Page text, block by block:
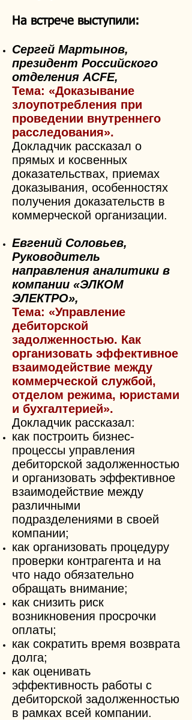
На встрече выступили:
Сергей Мартынов,
президент Российского
отделения ACFE,
Тема: «Доказывание
злоупотребления при
проведении внутреннего
расследования».
Докладчик рассказал о
прямых и косвенных
доказательствах, приемах
доказывания, особенностях
получения доказательств в
коммерческой организации.
Евгений Соловьев,
Руководитель
направления аналитики в
компании «ЭЛКОМ
ЭЛЕКТРО»,
Тема: «Управление
дебиторской
задолженностью. Как
организовать эффективное
взаимодействие между
коммерческой службой,
отделом режима, юристами
и бухгалтерией».
Докладчик рассказал:
как построить бизнес-
процессы управления
дебиторской задолженностью
и организовать эффективное
взаимодействие между
различными
подразделениями в своей
компании;
как организовать процедуру
проверки контрагента и на
что надо обязательно
обращать внимание;
как снизить риск
возникновения просрочки
оплаты;
как сократить время возврата
долга;
как оценивать
эффективность работы с
дебиторской задолженностью
в рамках всей компании.